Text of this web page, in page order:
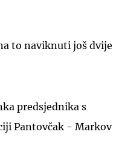
to naviknuti još dvije
predsjednika s
Pantovčak - Markov